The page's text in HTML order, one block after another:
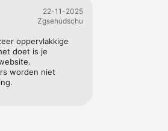
in aanhangerverhuur bieden wij
klus. Heb je hulp nodig? Wij
22-11-2025
Zgsehudschu
oppervlakkige
doet is je
worden niet